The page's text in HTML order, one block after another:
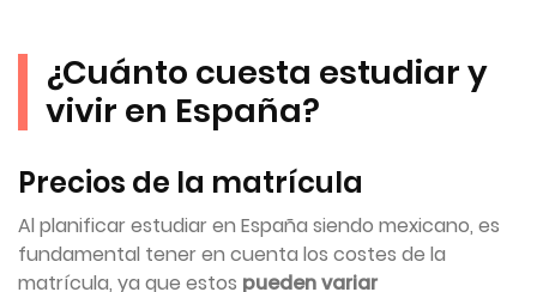
¿Cuánto cuesta estudiar y
vivir en España?
Precios de la matrícula
Al planificar estudiar en España siendo mexicano, es
fundamental tener en cuenta los costes de la
matrícula, ya que estos pueden variar